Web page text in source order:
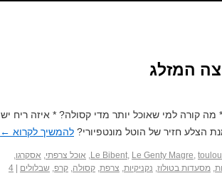
קורה למי שאוכל יותר מדי קסולה? * איזה ריח יש
להמשיך לקרוא ←
Le Bibent, Le Genty Magre,
, אוכל צרפתי, אסקרגו,
, מסעדות בטולוז, נקניקיות, צרפת, קסולה, קרפ, שבלולים
4